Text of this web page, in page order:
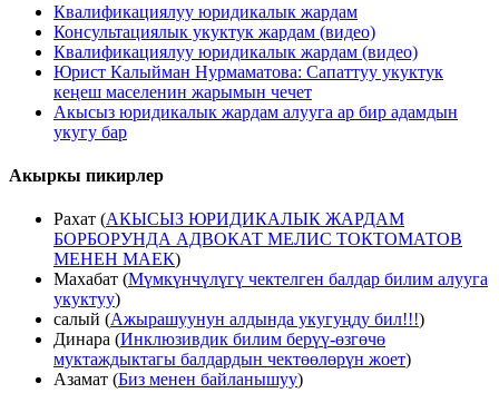
Квалификациялуу юридикалык жардам
Консультациялык укуктук жардам (видео)
Квалификациялуу юридикалык жардам (видео)
Юрист Калыйман Нурмаматова: Сапаттуу укуктук
кеңеш маселенин жарымын чечет
Акысыз юридикалык жардам алууга ар бир адамдын
укугу бар
Акыркы пикирлер
Рахат (АКЫСЫЗ ЮРИДИКАЛЫК ЖАРДАМ
БОРБОРУНДА АДВОКАТ МЕЛИС ТОКТОМАТОВ
МЕНЕН МАЕК)
Махабат (Мүмкүнчүлүгү чектелген балдар билим алууга
укуктуу)
салый (Ажырашуунун алдында укугуңду бил!!!)
Динара (Инклюзивдик билим берүү-өзгөчө
муктаждыктагы балдардын чектөөлөрүн жоет)
Азамат (Биз менен байланышуу)